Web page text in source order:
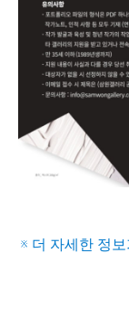
※ 더 자세한 정